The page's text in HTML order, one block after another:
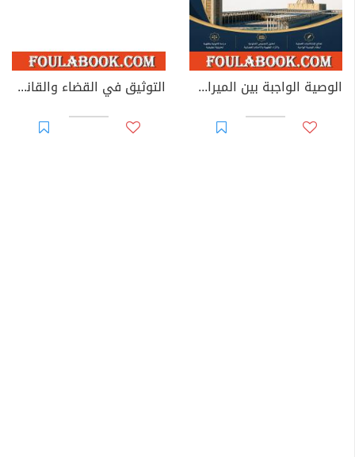
الوصية الواجبة بين الميراث والوصية: دراسة في الطبيعة القانونية والأساس التشريعي وإشكاليات التطبيق التوثيق في القضاء والقانون المغربيين - الأجزاء من 44 إلى 67